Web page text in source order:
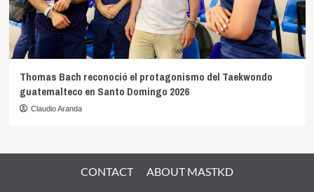
Thomas Bach reconoció el protagonismo del Taekwondo
guatemalteco en Santo Domingo 2026
Claudio Aranda
CONTACT ABOUT MASTKD